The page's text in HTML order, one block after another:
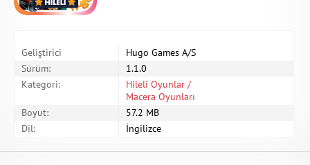
Geliştirici
Hugo Games A/S
Sürüm:
1.1.0
Kategori:
Hileli Oyunlar /
Macera Oyunları
Boyut:
57.2 MB
Dil:
İngilizce